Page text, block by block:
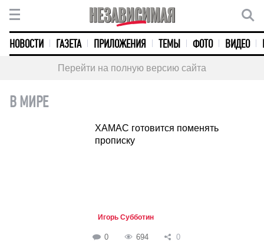
НОВОСТИ ГАЗЕТА ПРИЛОЖЕНИЯ ТЕМЫ ФОТО ВИДЕО
Перейти на полную версию сайта
В МИРЕ
ХАМАС готовится поменять
прописку
Игорь Субботин
0 694 0